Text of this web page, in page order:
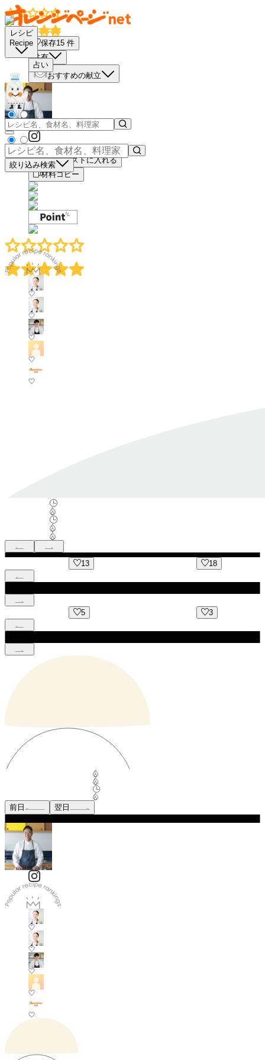
レシピ
Recipe
占い
絞り込み検索
保存15 件
共有
おすすめの献立
買い物リストに入れる
材料コピー
13 18
5 3
前日 翌日